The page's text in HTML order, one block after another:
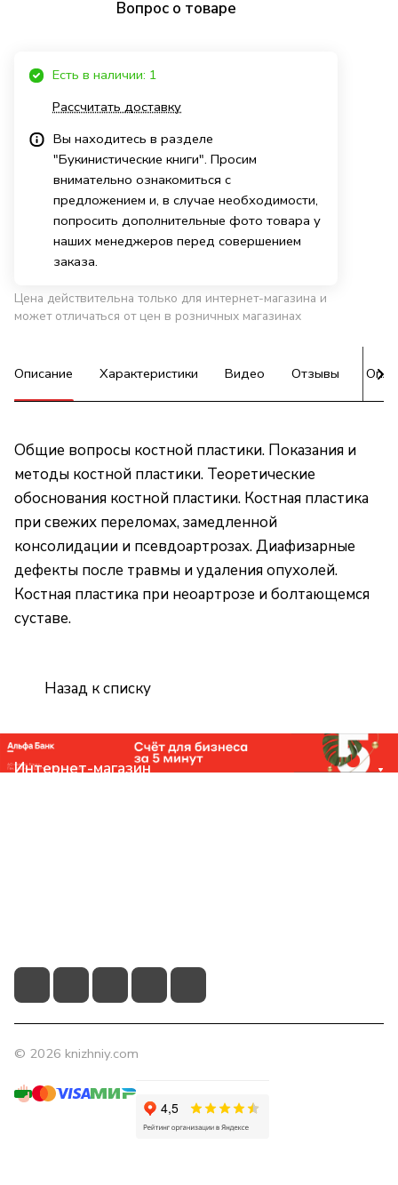
Вопрос о товаре
Есть в наличии: 1
Рассчитать доставку
Вы находитесь в разделе
"Букинистические книги". Просим
внимательно ознакомиться с
предложением и, в случае необходимости,
попросить дополнительные фото товара у
наших менеджеров перед совершением
заказа.
Цена действительна только для интернет-магазина и
может отличаться от цен в розничных магазинах
Описание Характеристики Видео Отзывы
Общие вопросы костной пластики. Показания и
методы костной пластики. Теоретические
обоснования костной пластики. Костная пластика
при свежих переломах, замедленной
консолидации и псевдоартрозах. Диафизарные
дефекты после травмы и удаления опухолей.
Костная пластика при неоартрозе и болтающемся
суставе.
Назад к списку
Интернет-магазин
© 2026 knizhniy.com